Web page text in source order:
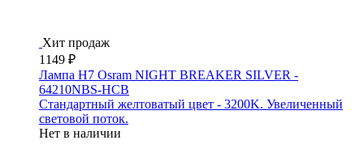
Хит продаж
1149 ₽
Лампа H7 Osram NIGHT BREAKER SILVER -
64210NBS-HCB
Стандартный желтоватый цвет - 3200K. Увеличенный
световой поток.
Нет в наличии